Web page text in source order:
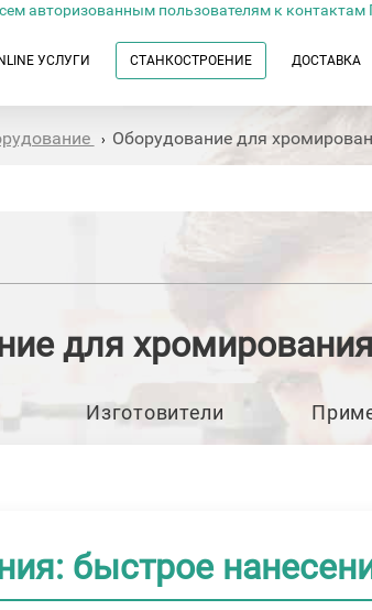
авторизованным пользователям к контактам
УСЛУГИ СТАНКОСТРОЕНИЕ ДОСТАВКА
› Оборудование для
для
Изготовители
быстрое